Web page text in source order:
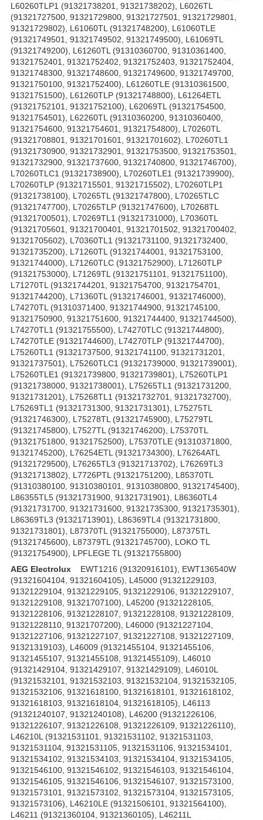
L60260TLP1 (91321738201, 91321738202), L6026TL
(91321727500, 91321729800, 91321727501, 91321729801,
91321729802), L61060TL (91321748200), L61060TLE
(91321749501, 91321749502, 91321749500), L61069TL
(91321749200), L61260TL (91310360700, 91310361400,
91321752401, 91321752402, 91321752403, 91321752404,
91321748300, 91321748600, 91321749600, 91321749700,
91321750100, 91321752400), L61260TLE (91310361500,
91321751500), L61260TLP (91321748800), L61264ETL
(91321752101, 91321752100), L62069TL (91321754500,
91321754501), L62260TL (91310360200, 91310360400,
91321754600, 91321754601, 91321754800), L70260TL
(91321708801, 91321701601, 91321701602), L70260TL1
(91321730900, 91321732901, 91321753500, 91321753501,
91321732900, 91321737600, 91321740800, 91321746700),
L70260TLC1 (91321738900), L70260TLE1 (91321739900),
L70260TLP (91321715501, 91321715502), L70260TLP1
(91321738100), L70265TL (91321747800), L70265TLC
(91321747700), L70265TLP (91321747600), L70268TL
(91321700501), L70269TL1 (91321731000), L70360TL
(91321705601, 91321700401, 91321701502, 91321700402,
91321705602), L70360TL1 (91321731100, 91321732400,
91321735200), L71260TL (91321744001, 91321753100,
91321744000), L71260TLC (91321752900), L71260TLP
(91321753000), L71269TL (91321751101, 91321751100),
L71270TL (91321744201, 91321754700, 91321754701,
91321744200), L71360TL (91321746001, 91321746000),
L74270TL (91310371400, 91321744900, 91321745100,
91321750900, 91321751600, 91321744400, 91321744500),
L74270TL1 (91321755500), L74270TLC (91321744800),
L74270TLE (91321744600), L74270TLP (91321744700),
L75260TL1 (91321737500, 91321741100, 91321731201,
91321737501), L75260TLC1 (91321739000, 91321739001),
L75260TLE1 (91321739800, 91321739801), L75260TLP1
(91321738000, 91321738001), L75265TL1 (91321731200,
91321731201), L75268TL1 (91321732701, 91321732700),
L75269TL1 (91321731300, 91321731301), L75275TL
(91321746300), L75278TL (91321745900), L75279TL
(91321745800), L7527TL (91321746200), L75370TL
(91321751800, 91321752500), L75370TLE (91310371800,
91321745200), L76254ETL (91321734300), L76264ATL
(91321729500), L76265TL3 (91321713702), L76269TL3
(91321713802), L7726PTL (91321751200), L85370TL
(91310380100, 91310380101, 91310380800, 91321745400),
L86355TL5 (91321731900, 91321731901), L86360TL4
(91321731700, 91321731600, 91321735300, 91321735301),
L86369TL3 (91321713901), L86369TL4 (91321731800,
91321731801), L87370TL (91321755000), L87375TL
(91321745600), L87379TL (91321745700), LOKO TL
(91321754900), LPFLEGE TL (91321755800)
AEG Electrolux EWT1216 (91320916101), EWT136540W
(91321604104, 91321604105), L45000 (91321229103,
91321229104, 91321229105, 91321229106, 91321229107,
91321229108, 91321707100), L45200 (91321228105,
91321228106, 91321228107, 91321228108, 91321228109,
91321228110, 91321707200), L46000 (91321227104,
91321227106, 91321227107, 91321227108, 91321227109,
91321319103), L46009 (91321455104, 91321455106,
91321455107, 91321455108, 91321455109), L46010
(91321429104, 91321429107, 91321429109), L46010L
(91321532101, 91321532103, 91321532104, 91321532105,
91321532106, 91321618100, 91321618101, 91321618102,
91321618103, 91321618104, 91321618105), L46113
(91321240107, 91321240108), L46200 (91321226106,
91321226107, 91321226108, 91321226109, 91321226110),
L46210L (91321531101, 91321531102, 91321531103,
91321531104, 91321531105, 91321531106, 91321534101,
91321534102, 91321534103, 91321534104, 91321534105,
91321546100, 91321546102, 91321546103, 91321546104,
91321546105, 91321546106, 91321546107, 91321573100,
91321573101, 91321573102, 91321573104, 91321573105,
91321573106), L46210LE (91321506101, 91321564100),
L46211 (91321360104, 91321360105), L46211L